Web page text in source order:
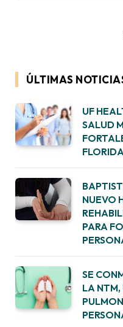
ÚLTIMAS
UF
SALUD
NUEVO
PARA
SE
LA NTM,